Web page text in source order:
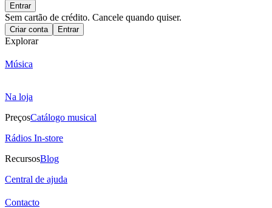
Entrar
Sem cartão de crédito. Cancele quando quiser.
Criar conta Entrar
Explorar
Música
Na loja
PreçosCatálogo musical
Rádios In-store
RecursosBlog
Central de ajuda
Contacto